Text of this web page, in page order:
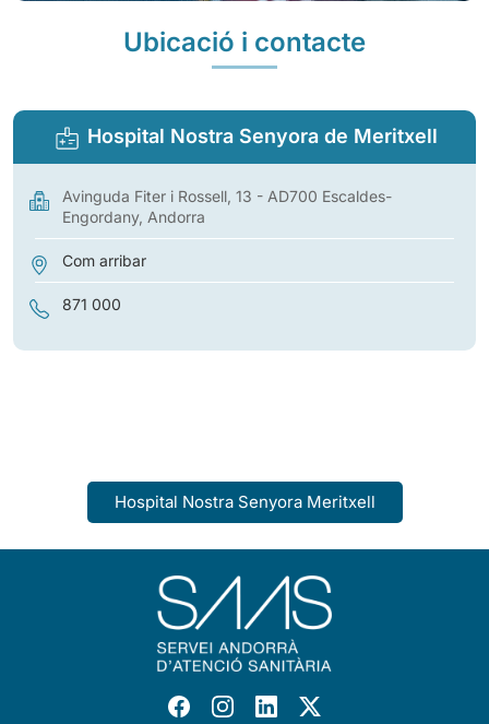
Ubicació i contacte
Hospital Nostra Senyora de Meritxell
Avinguda Fiter i Rossell, 13 - AD700 Escaldes-
Engordany, Andorra
Com arribar
871 000
Hospital Nostra Senyora Meritxell